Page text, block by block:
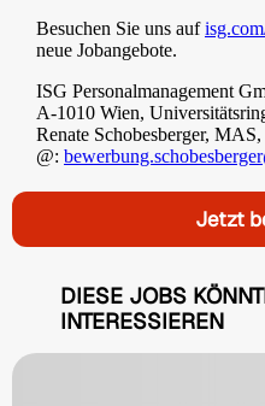
Besuchen Sie uns auf
neue Jobangebote.
ISG Personalmanagement
A-1010 Wien,
Renate Schobesberger,
@:
Jetzt
DIESE JOBS
INTERESSIEREN